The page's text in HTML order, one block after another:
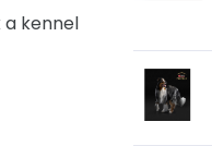
a kennel